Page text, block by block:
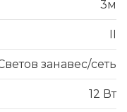
3м
занавес/сеть
12 Вт